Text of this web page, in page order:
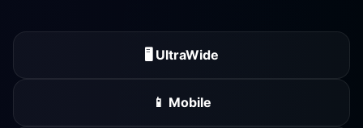
🖥️ UltraWide
📱 Mobile